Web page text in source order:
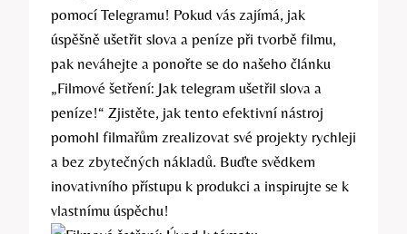
pomocí Telegramu! Pokud vás zajímá, jak
úspěšně ušetřit slova a peníze při tvorbě filmu,
pak neváhejte a ponořte se do našeho článku
„Filmové šetření: Jak telegram ušetřil slova a
peníze!“ Zjistěte, jak tento efektivní nástroj
pomohl filmařům zrealizovat své projekty rychleji
a bez zbytečných nákladů. Buďte svědkem
inovativního přístupu k produkci a inspirujte se k
vlastnímu úspěchu!